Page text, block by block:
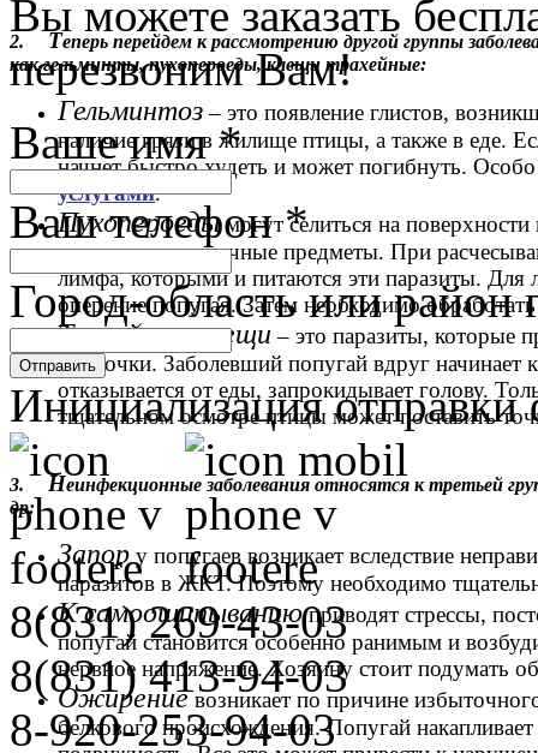
2. Теперь перейдем к рассмотрению другой группы
как гельминты, пухопероеды, клещи трахейные:
Гельминтоз– это появление глистов,
наличие грязи в жилище птицы, а также в еде.
начнет быстро худеть и может погибнуть.
услугами.
Пухопероедымогут селиться на
через еду и различные предметы. При
лимфа, которыми и питаются эти паразиты.
оперение попугая. Затем необходимо
Трахейные клещи – это паразиты, которые
оболочки. Заболевший попугай вдруг начинает
отказывается от еды, запрокидывает голову.
тщательном осмотре птицы может поставить
3. Неинфекционные заболевания относятся к третьей
др:
Запор у попугаев возникает вследствие
паразитов в ЖКТ. Поэтому необходимо
К самоощипываниюприводят стрессы,
попугай становится особенно ранимым и
нервное напряжение. Хозяину стоит подумать
Ожирениевозникает по причине
белкового происхождения. Попугай
Вы можете заказать
перезвоним Вам!
Ваше имя*
Ваш телефон*
Город-область или район
Отправить
Инициализация
8(831)269-43-03
8(831)413-94-03
8-920-253-94-03